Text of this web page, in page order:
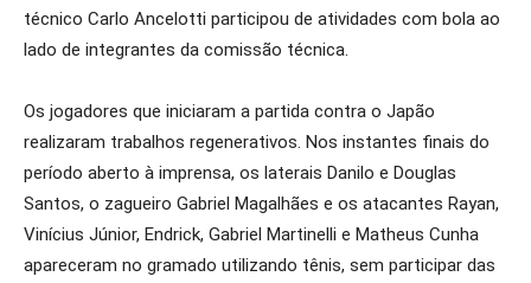
técnico Carlo Ancelotti participou de atividades com bola ao
lado de integrantes da comissão técnica.
Os jogadores que iniciaram a partida contra o Japão
realizaram trabalhos regenerativos. Nos instantes finais do
período aberto à imprensa, os laterais Danilo e Douglas
Santos, o zagueiro Gabriel Magalhães e os atacantes Rayan,
Vinícius Júnior, Endrick, Gabriel Martinelli e Matheus Cunha
apareceram no gramado utilizando tênis, sem participar das